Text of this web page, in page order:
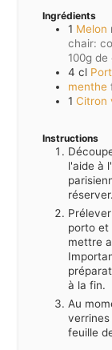
Ingrédients
1 Melon
chair:
100g de
4 cl
menthe
1 Citron
Instructions
l'aide à
réserver.
porto et
mettre
à la fin.
Au
verrines
feuille